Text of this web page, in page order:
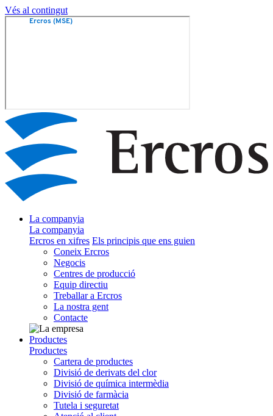
Vés al contingut
La companyia
La companyia
Ercros en xifres Els principis que ens guien
Coneix Ercros
Negocis
Centres de producció
Equip directiu
Treballar a Ercros
La nostra gent
Contacte
Productes
Productes
Cartera de productes
Divisió de derivats del clor
Divisió de química intermèdia
Divisió de farmàcia
Tutela i seguretat